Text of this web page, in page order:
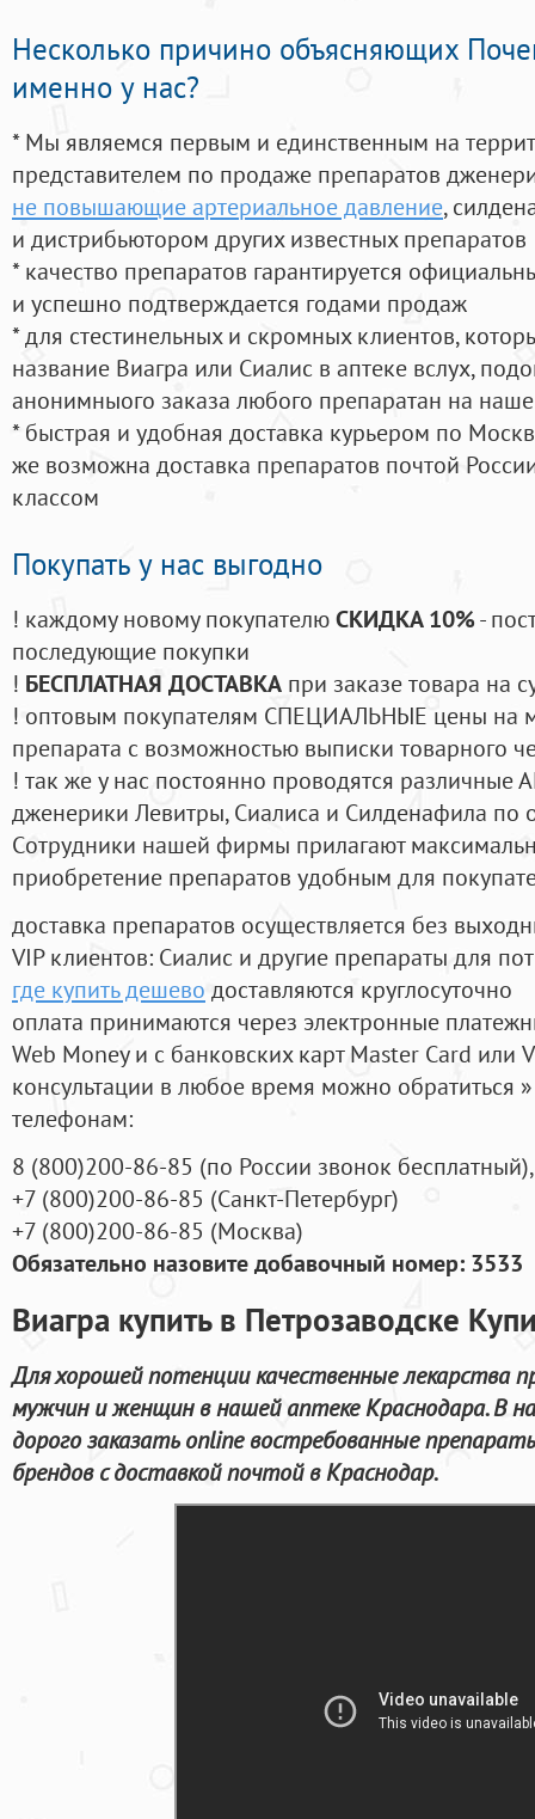
Несколько причино объясняющих
именно у нас?
* Мы являемся первым и единственным на
представителем по продаже препаратов
не повышающие артериальное давление,
и дистрибьютором других известных препаратов
* качество препаратов гарантируется
и успешно подтверждается годами продаж
* для стестинельных и скромных клиентов,
название Виагра или Сиалис в аптеке вслух,
анонимныого заказа любого препаратан на
* быстрая и удобная доставка курьером по
же возможна доставка препаратов почтой
классом
Покупать у нас выгодно
! каждому новому покупателюСКИДКА 10%-
последующие покупки
! БЕСПЛАТНАЯ ДОСТАВКА при заказе товара на
! оптовым покупателям СПЕЦИАЛЬНЫЕ цены на
препарата с возможностью выписки товарного
! так же у нас постоянно проводятся
дженерики Левитры, Сиалиса и Силденафила по
Cотрудники нашей фирмы прилагают
приобретение препаратов удобным для
доставка препаратов осуществляется без
VIP клиентов: Сиалис и другие препараты для
где купить дешево доставляются круглосуточно
оплата принимаются через электронные
Web Money и с банковских карт Master Card или
консультации в любое время можно обратиться
телефонам:
8 (800)200-86-85 (по России звонок бесплатный),
+7 (800)200-86-85 (Санкт-Петербург)
+7 (800)200-86-85 (Москва)
Обязательно назовите добавочный номер: 3533
Виагра купить в Петрозаводске
Для хорошей потенции качественные лекарства
мужчин и женщин в нашей аптеке Краснодара. В
дорого заказать online востребованные
брендов с доставкой почтой в Краснодар.